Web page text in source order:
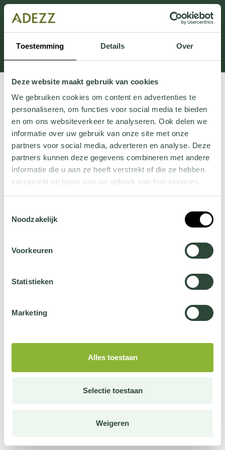
Toestemming Details Over
Deze website maakt gebruik van cookies
We gebruiken cookies om content en advertenties te
personaliseren, om functies voor social media te bieden
en om ons websiteverkeer te analyseren. Ook delen we
informatie over uw gebruik van onze site met onze
partners voor social media, adverteren en analyse. Deze
partners kunnen deze gegevens combineren met andere
informatie die u aan ze heeft verstrekt of die ze hebben
verzameld op basis van uw gebruik van hun services.
jehier.
Noodzakelijk
Voorkeuren
Statistieken
Marketing
Alles toestaan
Selectie toestaan
Weigeren
Ten dział jest obecnie w konserwacji. Jeśli brakuje Ci
informacji.
możesz zadzwonić pod numer +31 413 351 272 lub